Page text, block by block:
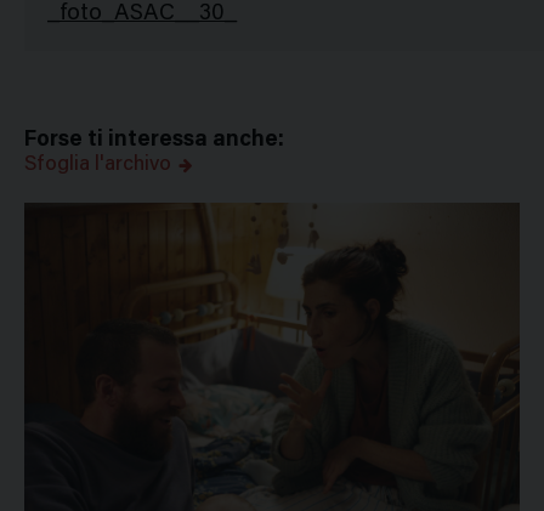
_foto_ASAC__30_
Forse ti interessa anche:
Sfoglia l'archivo